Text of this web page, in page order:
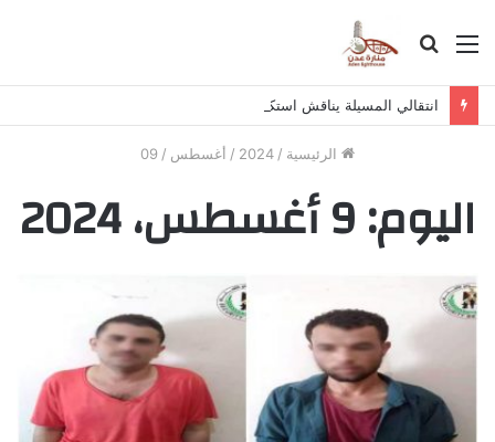
القائمة بحث
انتقالي المسيلة يناقش استكمال برنامج التصعيد الشعبي
الرئيسية /
2024
/ أغسطس /
09
اليوم:9 أغسطس، 2024